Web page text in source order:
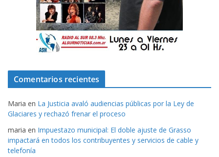
Comentarios recientes
Maria en La Justicia avaló audiencias públicas por la Ley de
Glaciares y rechazó frenar el proceso
maria en Impuestazo municipal: El doble ajuste de Grasso
impactará en todos los contribuyentes y servicios de cable y
telefonía